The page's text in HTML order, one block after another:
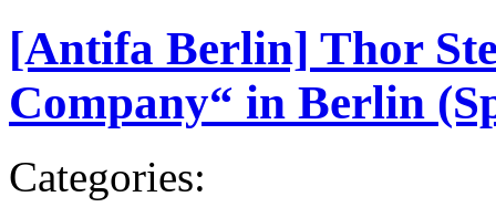
[Antifa Berlin] Thor
Company“ in Berlin
Categories: